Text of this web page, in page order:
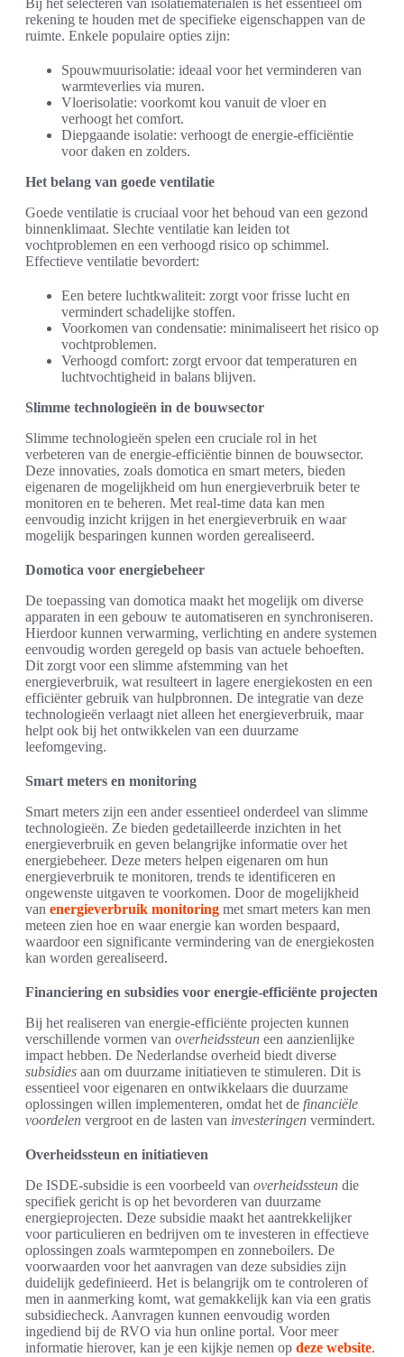
Bij het selecteren van isolatiematerialen is het essentieel om
rekening te houden met de specifieke eigenschappen van de
ruimte. Enkele populaire opties zijn:
Spouwmuurisolatie: ideaal voor het verminderen van
warmteverlies via muren.
Vloerisolatie: voorkomt kou vanuit de vloer en
verhoogt het comfort.
Diepgaande isolatie: verhoogt de energie-efficiëntie
voor daken en zolders.
Het belang van goede ventilatie
Goede ventilatie is cruciaal voor het behoud van een gezond
binnenklimaat. Slechte ventilatie kan leiden tot
vochtproblemen en een verhoogd risico op schimmel.
Effectieve ventilatie bevordert:
Een betere luchtkwaliteit: zorgt voor frisse lucht en
vermindert schadelijke stoffen.
Voorkomen van condensatie: minimaliseert het risico op
vochtproblemen.
Verhoogd comfort: zorgt ervoor dat temperaturen en
luchtvochtigheid in balans blijven.
Slimme technologieën in de bouwsector
Slimme technologieën spelen een cruciale rol in het
verbeteren van de energie-efficiëntie binnen de bouwsector.
Deze innovaties, zoals domotica en smart meters, bieden
eigenaren de mogelijkheid om hun energieverbruik beter te
monitoren en te beheren. Met real-time data kan men
eenvoudig inzicht krijgen in het energieverbruik en waar
mogelijk besparingen kunnen worden gerealiseerd.
Domotica voor energiebeheer
De toepassing van domotica maakt het mogelijk om diverse
apparaten in een gebouw te automatiseren en synchroniseren.
Hierdoor kunnen verwarming, verlichting en andere systemen
eenvoudig worden geregeld op basis van actuele behoeften.
Dit zorgt voor een slimme afstemming van het
energieverbruik, wat resulteert in lagere energiekosten en een
efficiënter gebruik van hulpbronnen. De integratie van deze
technologieën verlaagt niet alleen het energieverbruik, maar
helpt ook bij het ontwikkelen van een duurzame
leefomgeving.
Smart meters en monitoring
Smart meters zijn een ander essentieel onderdeel van slimme
technologieën. Ze bieden gedetailleerde inzichten in het
energieverbruik en geven belangrijke informatie over het
energiebeheer. Deze meters helpen eigenaren om hun
energieverbruik te monitoren, trends te identificeren en
ongewenste uitgaven te voorkomen. Door de mogelijkheid
van energieverbruik monitoring met smart meters kan men
meteen zien hoe en waar energie kan worden bespaard,
waardoor een significante vermindering van de energiekosten
kan worden gerealiseerd.
Financiering en subsidies voor energie-efficiënte projecten
Bij het realiseren van energie-efficiënte projecten kunnen
verschillende vormen van overheidssteun een aanzienlijke
impact hebben. De Nederlandse overheid biedt diverse
subsidies aan om duurzame initiatieven te stimuleren. Dit is
essentieel voor eigenaren en ontwikkelaars die duurzame
oplossingen willen implementeren, omdat het de financiële
voordelen vergroot en de lasten van investeringen vermindert.
Overheidssteun en initiatieven
De ISDE-subsidie is een voorbeeld van overheidssteun die
specifiek gericht is op het bevorderen van duurzame
energieprojecten. Deze subsidie maakt het aantrekkelijker
voor particulieren en bedrijven om te investeren in effectieve
oplossingen zoals warmtepompen en zonneboilers. De
voorwaarden voor het aanvragen van deze subsidies zijn
duidelijk gedefinieerd. Het is belangrijk om te controleren of
men in aanmerking komt, wat gemakkelijk kan via een gratis
subsidiecheck. Aanvragen kunnen eenvoudig worden
ingediend bij de RVO via hun online portal. Voor meer
informatie hierover, kan je een kijkje nemen op deze website.